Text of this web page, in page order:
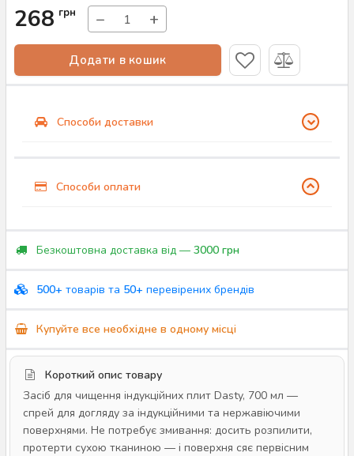
268 грн − +
Додати в кошик
Способи доставки
Способи оплати
Безкоштовна доставка від — 3000 грн
500+ товарів та 50+ перевірених брендів
Купуйте все необхідне в одному місці
Короткий опис товару
Засіб для чищення індукційних плит Dasty, 700 мл —
спрей для догляду за індукційними та нержавіючими
поверхнями. Не потребує змивання: досить розпилити,
протерти сухою тканиною — і поверхня сяє первісним